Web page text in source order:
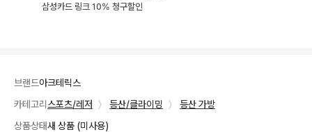
삼성카드 링크 10% 청구할인
브랜드아크테릭스
카테고리 스포츠/레저 〉 등산/클라이밍 〉
등산 가방
상품상태새 상품 (미사용)